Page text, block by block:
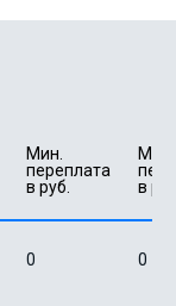
Мин.
переплата
в руб.
в
0 0